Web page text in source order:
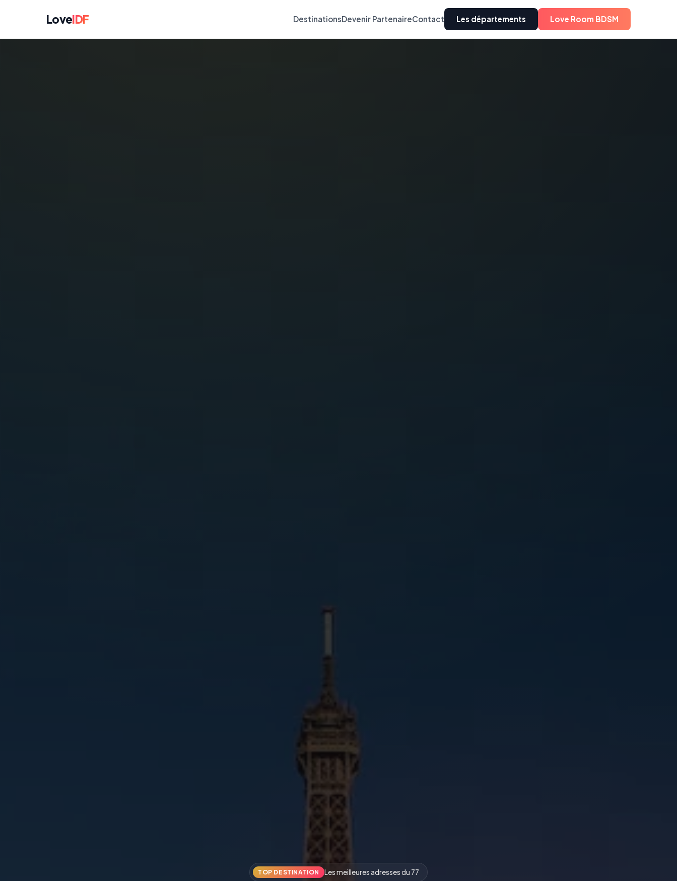
LoveIDF DestinationsDevenir PartenaireContact Les départements Love Room BDSM
TOP DESTINATION Les meilleures adresses du 77